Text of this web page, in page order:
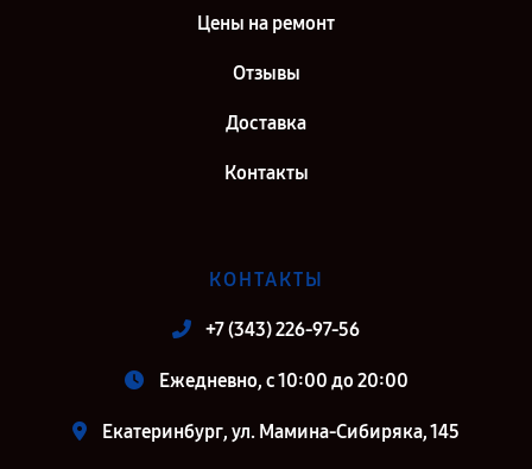
Цены на ремонт
Отзывы
Доставка
Контакты
КОНТАКТЫ
+7 (343) 226-97-56
Ежедневно, с 10:00 до 20:00
Екатеринбург, ул. Мамина-Сибиряка, 145